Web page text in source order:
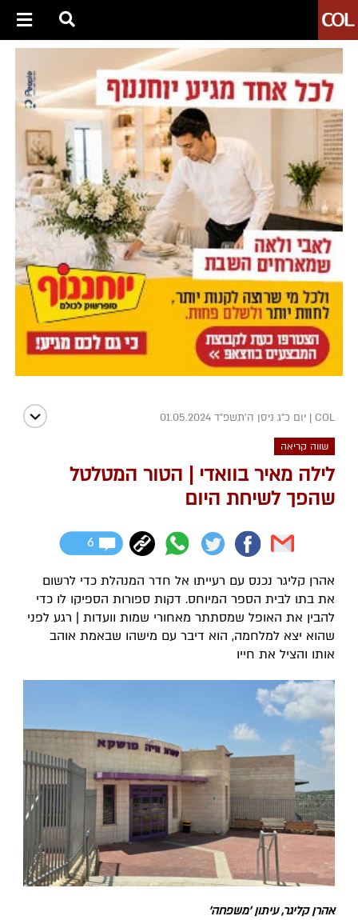
COL
| יום כ"ג ניסן ה׳תשפ״ד 01.05.2024
שווה קריאה
לילה מאיר בוואדי | הטור המטלטל
שהפך לשיחת היום
6
אהרן קליגר נכנס עם רעייתו אל חדר המנהלת כדי לרשום
את בתו לבית הספר המיוחס. דקות ספורות הספיקו לו כדי
להבין את האופל שמסתתר מאחורי שמות וועדות | רגע לפני
שהוא יצא למלחמה, הוא דיבר עם מישהו שבאמת אוהב
אותו והציל את חייו
אהרן קליגר, עיתון 'משפחה'